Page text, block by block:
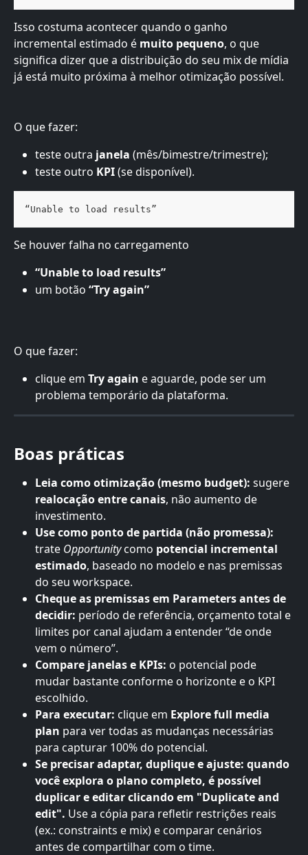
Isso costuma acontecer quando o ganho
incremental estimado é muito pequeno, o que
significa dizer que a distribuição do seu mix de mídia
já está muito próxima à melhor otimização possível.
O que fazer:
teste outra janela (mês/bimestre/trimestre);
teste outro KPI (se disponível).
“Unable to load results”
Se houver falha no carregamento
“Unable to load results”
um botão “Try again”
O que fazer:
clique em Try again e aguarde, pode ser um
problema temporário da plataforma.
Boas práticas
Leia como otimização (mesmo budget): sugere
realocação entre canais, não aumento de
investimento.
Use como ponto de partida (não promessa):
trate Opportunity como potencial incremental
estimado, baseado no modelo e nas premissas
do seu workspace.
Cheque as premissas em Parameters antes de
decidir: período de referência, orçamento total e
limites por canal ajudam a entender “de onde
vem o número”.
Compare janelas e KPIs: o potencial pode
mudar bastante conforme o horizonte e o KPI
escolhido.
Para executar: clique em Explore full media
plan para ver todas as mudanças necessárias
para capturar 100% do potencial.
Se precisar adaptar, duplique e ajuste: quando
você explora o plano completo, é possível
duplicar e editar clicando em "Duplicate and
edit". Use a cópia para refletir restrições reais
(ex.: constraints e mix) e comparar cenários
antes de compartilhar com o time.